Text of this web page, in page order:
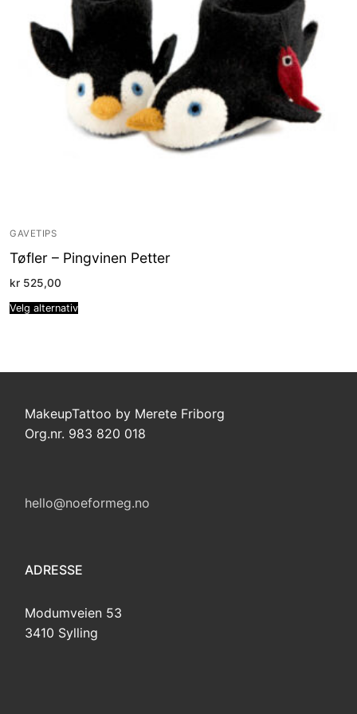
GAVETIPS
Tøfler – Pingvinen Petter
kr 525,00
Velg alternativ
MakeupTattoo by Merete Friborg
Org.nr. 983 820 018
hello@noeformeg.no
ADRESSE
Modumveien 53
3410 Sylling